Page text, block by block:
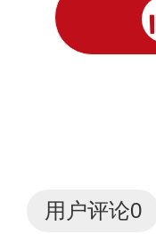
用户评论0